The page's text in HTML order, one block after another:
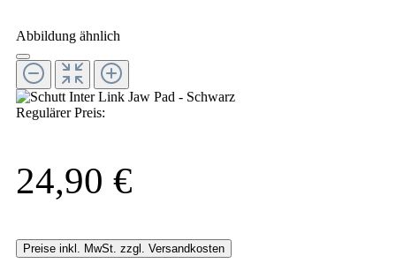
Abbildung ähnlich
Regulärer Preis:
24,90 €
Preise inkl. MwSt. zzgl. Versandkosten